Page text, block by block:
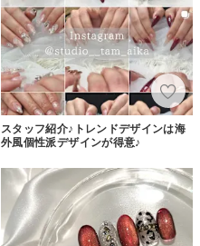
スタッフ紹介♪トレンドデザインは海
外風個性派デザインが得意♪